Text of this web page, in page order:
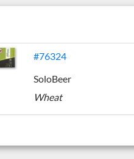
#76324
SoloBeer
Wheat